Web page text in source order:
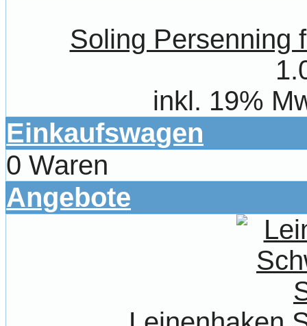
Soling Persenning
inkl. 19%
Einkaufswagen
0 Waren
Angebote